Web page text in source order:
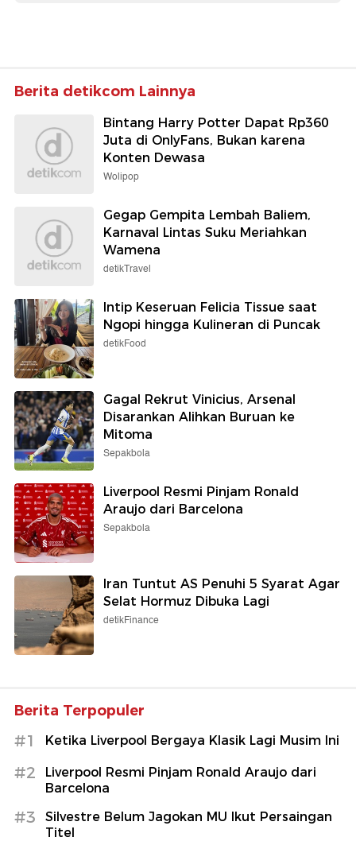
Berita detikcom Lainnya
Bintang Harry Potter Dapat Rp360
Juta di OnlyFans, Bukan karena
Konten Dewasa
Wolipop
Gegap Gempita Lembah Baliem,
Karnaval Lintas Suku Meriahkan
Wamena
detikTravel
Intip Keseruan Felicia Tissue saat
Ngopi hingga Kulineran di Puncak
detikFood
Gagal Rekrut Vinicius, Arsenal
Disarankan Alihkan Buruan ke
Mitoma
Sepakbola
Liverpool Resmi Pinjam Ronald
Araujo dari Barcelona
Sepakbola
Iran Tuntut AS Penuhi 5 Syarat Agar
Selat Hormuz Dibuka Lagi
detikFinance
Berita Terpopuler
#1 Ketika Liverpool Bergaya Klasik Lagi Musim Ini
#2
Liverpool Resmi Pinjam Ronald Araujo dari
Barcelona
#3
Silvestre Belum Jagokan MU Ikut Persaingan
Titel